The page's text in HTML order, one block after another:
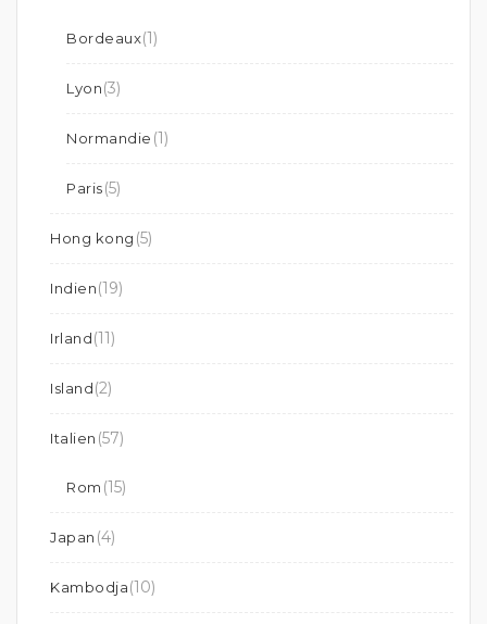
Bordeaux(1)
Lyon(3)
Normandie (1)
Paris(5)
Hong kong (5)
Indien(19)
Irland(11)
Island(2)
Italien (57)
Rom (15)
Japan (4)
Kambodja(10)